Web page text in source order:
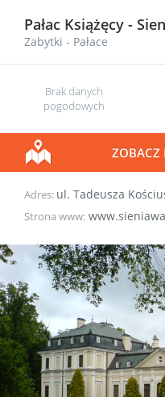
Pałac Książęcy -
Zabytki - Pałace
Brak danych
pogodowych
ZOBACZ
Adres: ul. Tadeusza
Strona www: